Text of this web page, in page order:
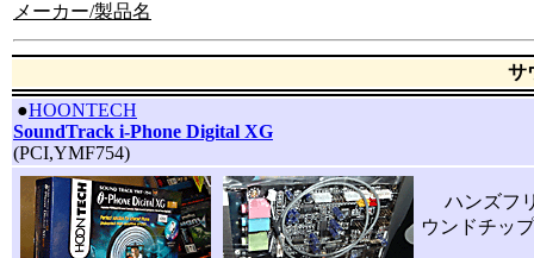
メーカー/製品名
サ
●HOONTECH
SoundTrack i-Phone Digital XG
(PCI,YMF754)
ハンズフリ
ウンドチッ